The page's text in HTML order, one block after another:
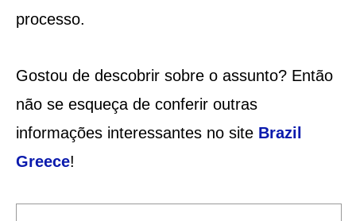
processo.
Gostou de descobrir sobre o assunto? Então
não se esqueça de conferir outras
informações interessantes no site Brazil
Greece!